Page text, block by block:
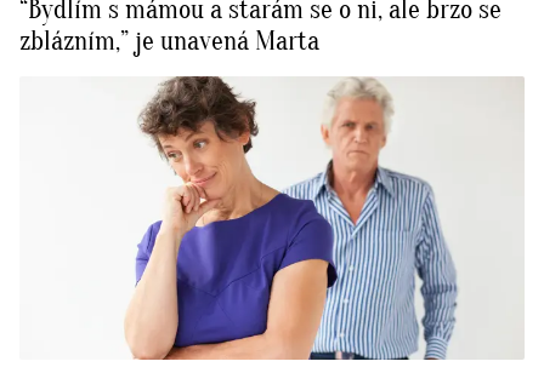
“Bydlím s mámou a starám se o ni, ale brzo se
zblázním,” je unavená Marta